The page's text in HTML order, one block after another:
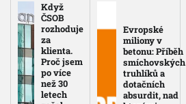
Když
ČSOB
rozhoduje
za
klienta.
Proč jsem
po více
než 30
letech
Evropské
miliony v
betonu: Příběh
smíchovských
truhlíků a
dotačních
absurdit, nad